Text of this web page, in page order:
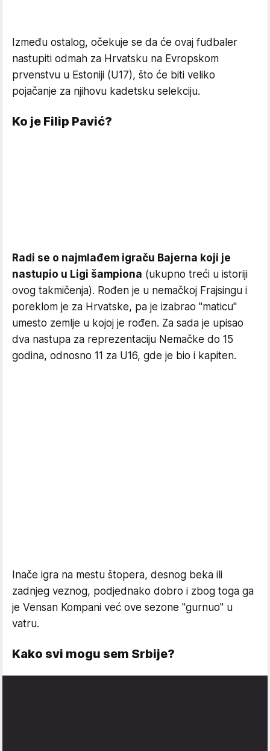
Između ostalog, očekuje se da će ovaj fudbaler
nastupiti odmah za Hrvatsku na Evropskom
prvenstvu u Estoniji (U17), što će biti veliko
pojačanje za njihovu kadetsku selekciju.
Ko je Filip Pavić?
Radi se o najmlađem igraču Bajerna koji je
nastupio u Ligi šampiona (ukupno treći u istoriji
ovog takmičenja). Rođen je u nemačkoj Frajsingu i
poreklom je za Hrvatske, pa je izabrao "maticu"
umesto zemlje u kojoj je rođen. Za sada je upisao
dva nastupa za reprezentaciju Nemačke do 15
godina, odnosno 11 za U16, gde je bio i kapiten.
Inače igra na mestu štopera, desnog beka ili
zadnjeg veznog, podjednako dobro i zbog toga ga
je Vensan Kompani već ove sezone "gurnuo" u
vatru.
Kako svi mogu sem Srbije?